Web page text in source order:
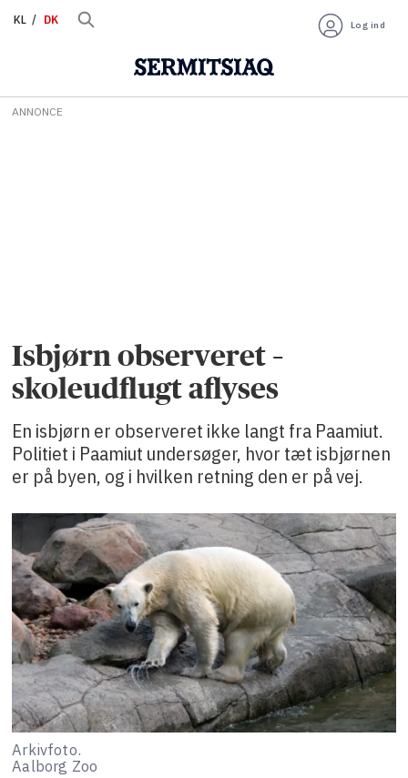
KL DK Log ind
ANNONCE
Isbjørn observeret –
skoleudflugt aflyses
En isbjørn er observeret ikke langt fra Paamiut.
Politiet i Paamiut undersøger, hvor tæt isbjørnen
er på byen, og i hvilken retning den er på vej.
Arkivfoto.
Aalborg Zoo